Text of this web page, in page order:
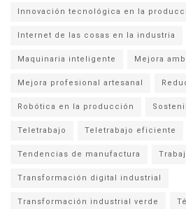
Innovación tecnológica en la
Internet de las cosas en la industria
Maquinaria inteligente Mejora
Mejora profesional artesanal
Robótica en la producción
Teletrabajo Teletrabajo eficiente
Tendencias de manufactura
Transformación digital industrial
Transformación industrial verde